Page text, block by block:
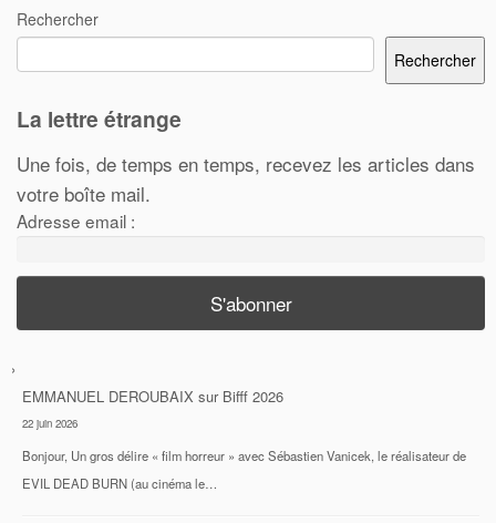
Rechercher
Rechercher
La lettre étrange
Une fois, de temps en temps, recevez les articles dans
votre boîte mail.
Adresse email :
EMMANUEL DEROUBAIX sur Bifff 2026
22 juin 2026
Bonjour, Un gros délire « film horreur » avec Sébastien Vanicek, le réalisateur de
EVIL DEAD BURN (au cinéma le…